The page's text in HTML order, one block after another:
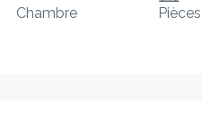
Chambre
Pièces